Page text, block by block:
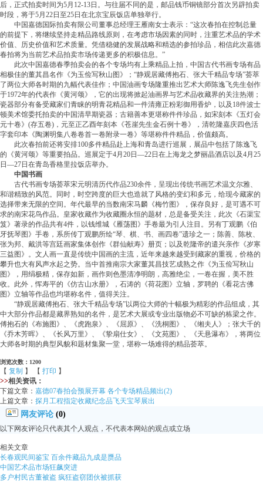
后，正式拍卖时间为5月12-13日。与往届不同的是，邮品钱币铜镜部分首次另辟拍卖
时段，将于5月22日至25日在北京宝辰饭店单独举行。
中国嘉德国际拍卖有限公司董事总经理王雁南女士表示：“这次春拍在控制总量
的前提下，将继续坚持走精品路线原则，在考虑市场因素的同时，注重艺术品的学术
价值、历史价值和艺术质量。凭借稳健的发展战略和精选的参拍珍品，相信此次嘉德
春拍将为当前艺术品拍卖市场传递更多的积极信息。”
此次中国嘉德春季拍卖会的各个专场均有上乘精品上拍，中国古代书画专场有品
相极佳的董其昌名作《为玉俭写秋山图》；“静观居藏傅抱石、张大千精品专场”荟萃
了两位大师各时期的九幅代表佳作；中国油画专场隆重推出艺术大师陈逸飞先生创作
于1972年的代表作《黄河颂》，它的出现将掀起油画界与艺术品收藏界的关注热潮；
瓷器部分有备受藏家们青睐的明青花精品和一件清雍正粉彩御用香炉，以及18件波士
顿美术馆委托拍卖的中国清早期瓷器；古籍善本更堪称件件珍品，如宋刻本《五灯会
元十卷》(存五卷)，元至正乙酉年刻本《苍崖先生金石例十卷》，清乾隆嘉庆四色活
字套印本《陶渊明集八卷卷首一卷附录一卷》等堪称件件精品，价值颇高。
此次春拍前还将安排100多件精品赴上海和青岛进行巡展，展品中包括了陈逸飞
的《黄河颂》等重要拍品。巡展定于4月20日—22日在上海龙之梦丽晶酒店以及4月25
日—27日在青岛香格里拉饭店举办。
中国书画
古代书画专场荟萃宋元明清历代作品230余件，呈现出传统书画艺术温文尔雅、
和谐精致的风范。同时，时空跨度的巨大也造就了风格的变幻和多元，给现今藏家的
选择带来无限的空间。年代最早的当数南宋马麟《梅竹图》，保存良好，是可遇不可
求的南宋花鸟作品。皇家收藏作为收藏圈永恒的题材，总是备受关注，此次《石渠宝
笈》著录的作品共有4件，以钱维城《雁荡图》手卷最为引人注目。另有丁观鹏《伯
牙抚琴图》手卷，系所传丁观鹏所绘“琴、棋、书、画四卷”遗珍之一；陈善、陈枚、
张为邦、戴洪等宫廷画家集体创作《群仙献寿》册页；以及乾隆帝的遣兴亲作《岁寒
三益图》。文人画一直是传统中国画的主流，近年来越来越受到藏家的重视，价格的
攀升也大有风声水起之势。当中首推南宗大家董其昌技艺成熟之作《为玉俭写秋山
图》，用绢极精，保存如新，画作则色墨清净明朗，高雅绝尘，一卷在握，美不胜
收。此外，恽寿平的《仿古山水册》，石涛的《荷花图》立轴，罗聘的《看花古佛
图》立轴等作品也均堪称名件，值得关注。
“静观居藏傅抱石、张大千精品专场”以两位大师的十幅极为精彩的作品组成，其
中大部分作品都是藏界熟知的名件，是艺术大展或专业出版物必不可缺的栋梁之作。
傅抱石的《布施图》、《虎跑泉》、《屈原》、《洗桐图》、《缃夫人》；张大千的
《乔木芳晖》、《长风万里》、《挚扇仕女》、《文苑图》、《天悬瀑布》，将两位
大师各时期的典型风貌和题材集聚一堂，堪称一场难得的精品荟萃。
浏览次数：1200
【 复制 】 【 打印 】
>>相关资讯：
下篇文章： 嘉德07春拍会预展开幕 各个专场精品频出(2)
上篇文章： 探月工程指定收藏纪念品飞天宝琴展出
网友评论 (0)
以下网友评论只代表其个人观点，不代表本网站的观点或立场
相关文章
长春观民间鉴宝 百余件藏品九成是赝品
中国艺术品市场狂飙突进
多户村民古董被盗 疯狂盗窃团伙被抓获